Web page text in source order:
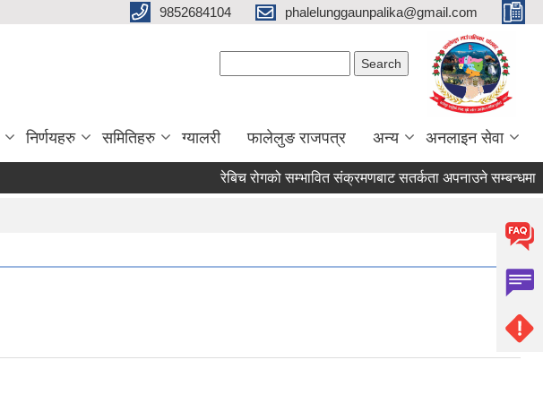
9852684104 phalelunggaunpalika@gmail.com
निर्णयहरु समितिहरु ग्यालरी फालेलुङ राजपत्र अन्य अनलाइन सेवा
रेबिच रोगको सम्भावित संक्रमणबाट सतर्कता अपनाउने सम्बन्धमा ।